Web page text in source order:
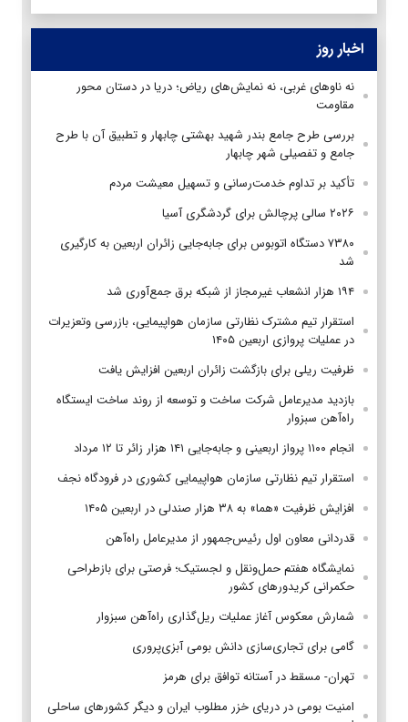
اخبار روز
نه ناوهای غربی، نه نمایش‌های ریاض؛ دریا در دستان محور
مقاومت
بررسی طرح جامع بندر شهید بهشتی چابهار و تطبیق آن با طرح
جامع و تفصیلی شهر چابهار
تأکید بر تداوم خدمت‌رسانی و تسهیل معیشت مردم
۲۰۲۶ سالی پرچالش برای گردشگری آسیا
۷۳۸۰ دستگاه اتوبوس برای جابه‌جایی زائران اربعین به‌ کارگیری
شد
۱۹۴ هزار انشعاب غیرمجاز از شبکه برق جمع‌آوری شد
استقرار تیم مشترک نظارتی سازمان هواپیمایی، بازرسی وتعزیرات
در عملیات پروازی اربعین ۱۴۰۵
ظرفیت ریلی برای بازگشت زائران اربعین افزایش یافت
بازدید مدیرعامل شرکت ساخت و توسعه از روند ساخت ایستگاه
راه‌آهن سبزوار
انجام ۱۱۰۰ پرواز اربعینی و جابه‌جایی ۱۴۱ هزار زائر تا ۱۲ مرداد
استقرار تیم‌ نظارتی سازمان هواپیمایی کشوری در فرودگاه نجف
افزایش ظرفیت «هما» به ۳۸ هزار صندلی در اربعین ۱۴۰۵
قدردانی معاون اول رئیس‌جمهور از مدیرعامل راه‌آهن
نمایشگاه هفتم حمل‌ونقل و لجستیک؛ فرصتی برای بازطراحی
حکمرانی کریدورهای کشور
شمارش معکوس آغاز عملیات ریل‌گذاری راه‌آهن سبزوار
گامی برای تجاری‌سازی دانش بومی آبزی‌پروری
تهران- مسقط در آستانه توافق برای هرمز
امنیت بومی در دریای خزر مطلوب ایران و دیگر کشورهای ساحلی